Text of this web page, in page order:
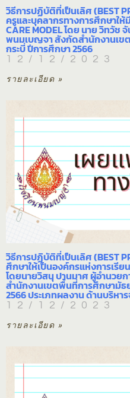
วิธีการปฏิบัติที่เป็นเลิศ (BEST
ครูและบุคลากรทางการศึกษาใ
CARE MODEL โดย นาย วิทวัช
พนมเบญจา สังกัดสำนักงานเ
กระบี่ ปีการศึกษา 2566
12/12/2023
รายละเอียด »
วิธีการปฏิบัติที่เป็นเลิศ (BEST
ศึกษาให้เป็นองค์กรแห่งการเรีย
โดยนายวิสนุ ปานมาศ ผู้อำนวย
สำนักงานเขตพื้นที่การศึกษามัธ
2566 ประเภทผลงาน ด้านบริหา
12/12/2023
รายละเอียด »